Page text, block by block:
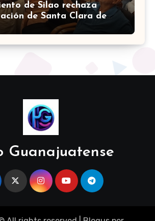
de Silao rechaza
de Santa Clara de
Guanajuatense